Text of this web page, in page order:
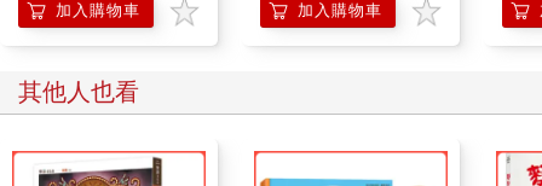
加入購物車 加入購物車
其他人也看